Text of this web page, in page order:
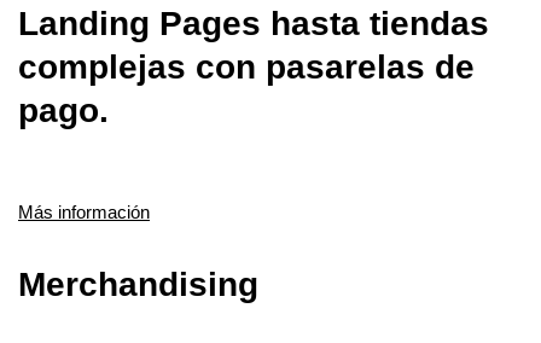
Landing Pages hasta tiendas
complejas con pasarelas de
pago.
Más información
Merchandising